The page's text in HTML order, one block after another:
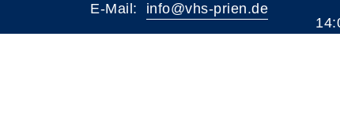
E-Mail: info@vhs-prien.de